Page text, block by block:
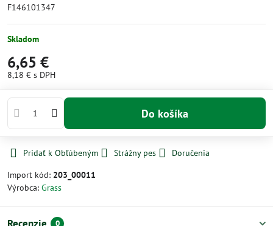
F146101347
Skladom
6,65 €
8,18 € s DPH
Do košíka
Pridať k Obľúbeným Strážny pes
Doručenia
Import kód: 203_00011
Výrobca: Grass
0